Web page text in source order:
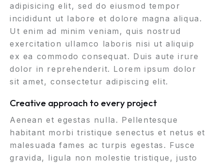
adipisicing elit, sed do eiusmod tempor
incididunt ut labore et dolore magna aliqua.
Ut enim ad minim veniam, quis nostrud
exercitation ullamco laboris nisi ut aliquip
ex ea commodo consequat. Duis aute irure
dolor in reprehenderit. Lorem ipsum dolor
sit amet, consectetur adipiscing elit.
Creative approach to every project
Aenean et egestas nulla. Pellentesque
habitant morbi tristique senectus et netus et
malesuada fames ac turpis egestas. Fusce
gravida, ligula non molestie tristique, justo